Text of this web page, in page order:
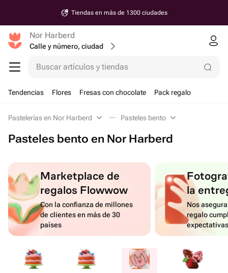
Tiendas en más de 1300 ciudades
Nor Harberd
Calle y número, ciudad
Buscar artículos y tiendas
Tendencias Flores Fresas con chocolate Pack regalo
Pastelerías en Nor Harberd Pasteles bento
Pasteles bento en Nor Harberd
Marketplace de
regalos Flowwow
Con la confianza de millones
de clientes en más de 30
países
la
Nos
regalo